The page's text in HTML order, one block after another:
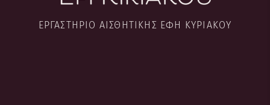
ΕΡΓΑΣΤΉΡΙΟ ΑΙΣΘΗΤΙΚΉΣ ΈΦΗ ΚΥΡΙΑΚΟΎ